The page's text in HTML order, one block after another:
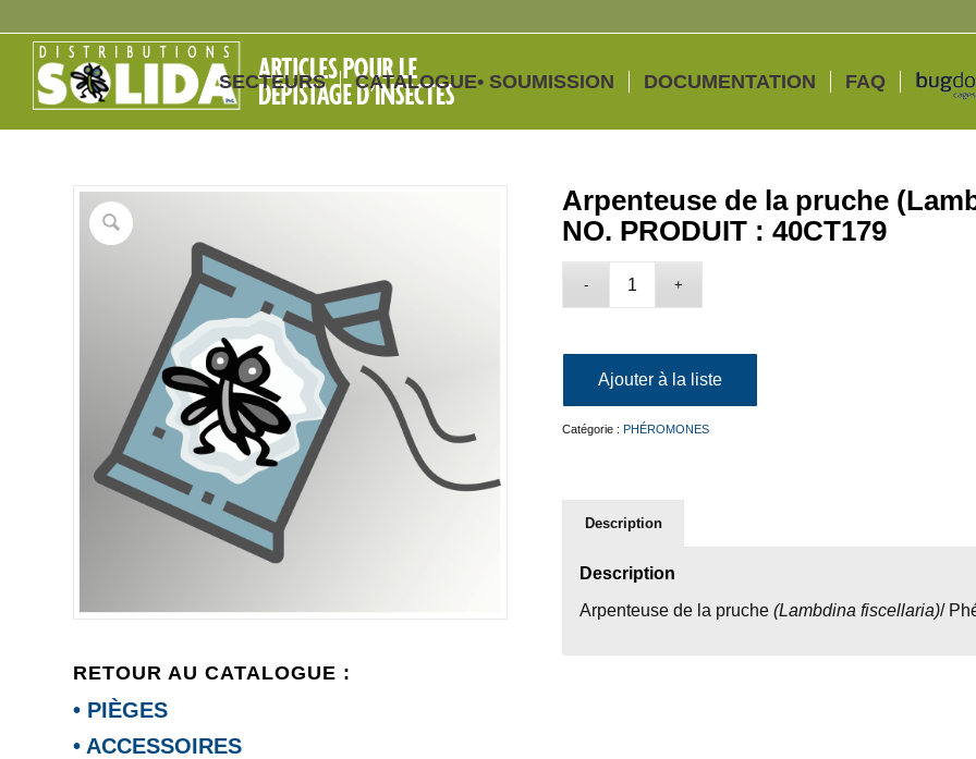
SECTEURS CATALOGUE• SOUMISSION DOCUMENTATION FAQ
RETOUR AU CATALOGUE :
• PIÈGES
• ACCESSOIRES
Arpenteuse de la pruche
NO. PRODUIT : 40CT179
Ajouter à la liste
Catégorie :PHÉROMONES
Description
Description
Arpenteuse de la pruche(Lambdina fiscellaria)/